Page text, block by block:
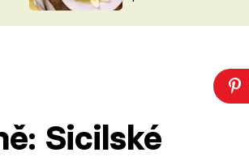
VYCHYTÁVKY
Sicilské